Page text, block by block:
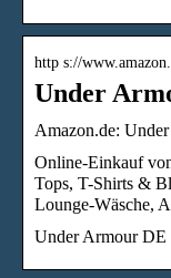
http s://
Under
Amazon.de:
Online-Einkauf
Tops, T-Shirts &
Lounge-Wäsche,
Under Armour DE